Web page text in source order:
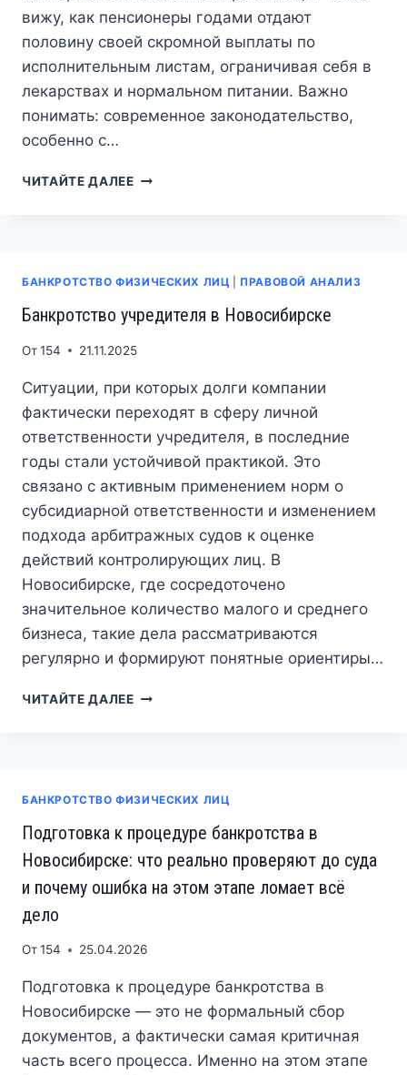
вижу, как пенсионеры годами отдают
половину своей скромной выплаты по
исполнительным листам, ограничивая себя в
лекарствах и нормальном питании. Важно
понимать: современное законодательство,
особенно с…
ЧИТАЙТЕ ДАЛЕЕБАНКРОТСТВО
И
СПИСАТЬ
ДОЛГИ
БАНКРОТСТВО ФИЗИЧЕСКИХ ЛИЦ ПРАВОВОЙ АНАЛИЗ
Банкротство учредителя в Новосибирске
От154 21.11.2025
Ситуации, при которых долги компании
фактически переходят в сферу личной
ответственности учредителя, в последние
годы стали устойчивой практикой. Это
связано с активным применением норм о
субсидиарной ответственности и изменением
подхода арбитражных судов к оценке
действий контролирующих лиц. В
Новосибирске, где сосредоточено
значительное количество малого и среднего
бизнеса, такие дела рассматриваются
регулярно и формируют понятные ориентиры…
ЧИТАЙТЕ ДАЛЕЕБАНКРОТСТВО
БАНКРОТСТВО ФИЗИЧЕСКИХ ЛИЦ
Подготовка к процедуре банкротства в
Новосибирске: что реально проверяют до суда
и почему ошибка на этом этапе ломает всё
дело
От154 25.04.2026
Подготовка к процедуре банкротства в
Новосибирске — это не формальный сбор
документов, а фактически самая критичная
часть всего процесса. Именно на этом этапе